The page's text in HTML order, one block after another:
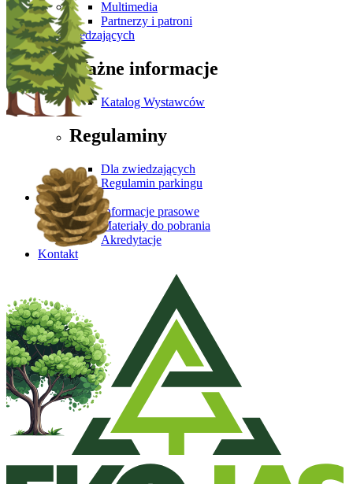
Multimedia
Partnerzy i patroni
Dla Zwiedzających
Ważne informacje
Katalog Wystawców
Regulaminy
Dla zwiedzających
Regulamin parkingu
Media
Informacje prasowe
Materiały do pobrania
Akredytacje
Kontakt